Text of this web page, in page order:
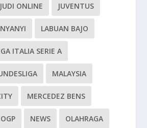
JUDI ONLINE JUVENTUS
LABUAN BAJO
ITALIA SERIE A
MALAYSIA
MERCEDEZ BENS
NEWS OLAHRAGA